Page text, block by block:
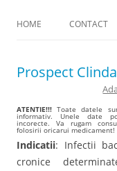
HOME CONTACT
Prospect
ATENTIE!!! Toate datele
informativ. Unele date
incorecte. Va rugam
folosirii oricarui medicament!
Indicatii: Infectii
cronice